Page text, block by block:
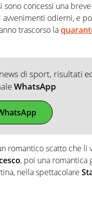
sono concessi una
avvenimenti odierni, e
trascorso la
di sport, risultati
WhatsApp
romantico scatto che li
, poi una romantica
nella spettacolare